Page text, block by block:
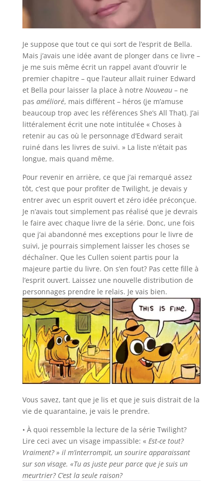
Je suppose que tout ce qui sort de l’esprit de Bella.
Mais j’avais une idée avant de plonger dans ce livre –
je me suis même écrit un rappel avant d’ouvrir le
premier chapitre – que l’auteur allait ruiner Edward
et Bella pour laisser la place à notre Nouveau– ne
pas amélioré, mais différent – héros (je m’amuse
beaucoup trop avec les références She’s All That). J’ai
littéralement écrit une note intitulée « Choses à
retenir au cas où le personnage d’Edward serait
ruiné dans les livres de suivi. » La liste n’était pas
longue, mais quand même.
Pour revenir en arrière, ce que j’ai remarqué assez
tôt, c’est que pour profiter de Twilight, je devais y
entrer avec un esprit ouvert et zéro idée préconçue.
Je n’avais tout simplement pas réalisé que je devrais
le faire avec chaque livre de la série. Donc, une fois
que j’ai abandonné mes exceptions pour le livre de
suivi, je pourrais simplement laisser les choses se
déchaîner. Que les Cullen soient partis pour la
majeure partie du livre. On s’en fout? Pas cette fille à
l’esprit ouvert. Laissez une nouvelle distribution de
personnages prendre le relais. Je vais bien.
Vous savez, tant que je lis et que je suis distrait de la
vie de quarantaine, je vais le prendre.
• À quoi ressemble la lecture de la série Twilight?
Lire ceci avec un visage impassible: « Est-ce tout?
Vraiment? » il m’interrompit, un sourire apparaissant
sur son visage. «Tu as juste peur parce que je suis un
meurtrier? C’est la seule raison?